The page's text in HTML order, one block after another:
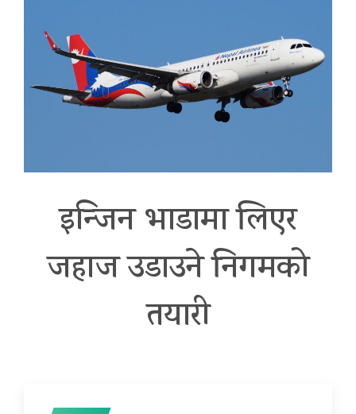
इन्जिन भाडामा लिएर
जहाज उडाउने निगमको
तयारी